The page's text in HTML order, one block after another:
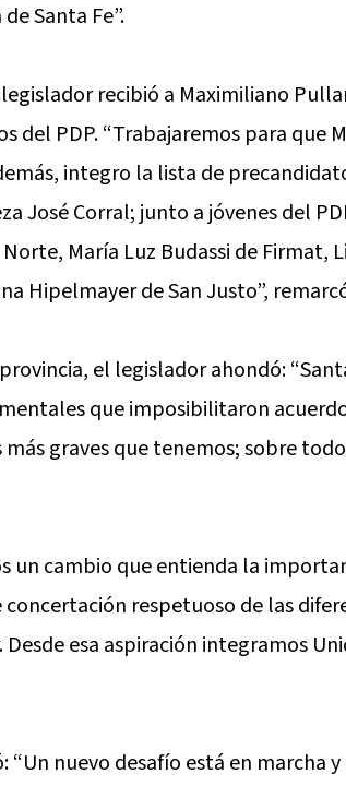
Santa Fe”.
recibió a Maximiliano
del PDP. “Trabajaremos para que
integro la lista de
José Corral; junto a jóvenes del
María Luz Budassi de Firmat,
Hipelmayer de San Justo”,
el legislador ahondó:
que imposibilitaron
graves que tenemos; sobre
un cambio que entienda la
respetuoso de las
Desde esa aspiración integramos
“Un nuevo desafío está en marcha